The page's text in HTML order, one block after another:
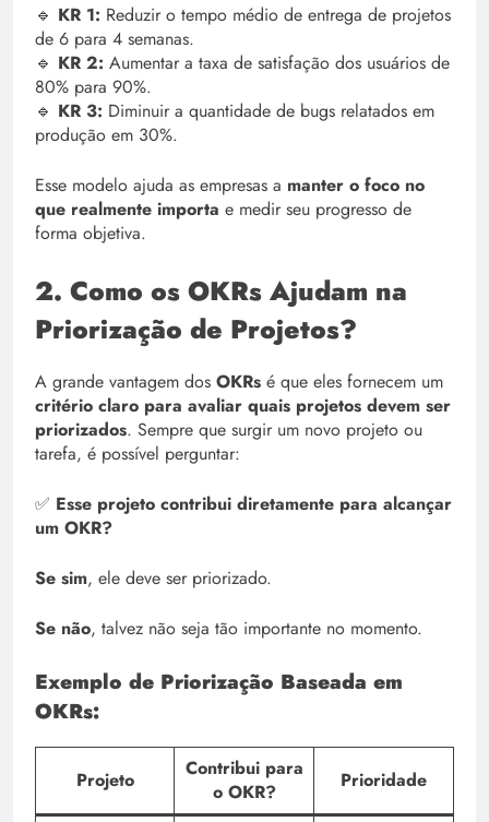
🔹 KR 1: Reduzir o tempo médio de entrega de projetos
de 6 para 4 semanas.
🔹 KR 2: Aumentar a taxa de satisfação dos usuários de
80% para 90%.
🔹 KR 3: Diminuir a quantidade de bugs relatados em
produção em 30%.
Esse modelo ajuda as empresas a manter o foco no
que realmente importa e medir seu progresso de
forma objetiva.
2. Como os OKRs Ajudam na
Priorização de Projetos?
A grande vantagem dos OKRs é que eles fornecem um
critério claro para avaliar quais projetos devem ser
priorizados. Sempre que surgir um novo projeto ou
tarefa, é possível perguntar:
✅ Esse projeto contribui diretamente para alcançar
um OKR?
Se sim, ele deve ser priorizado.
Se não, talvez não seja tão importante no momento.
Exemplo de Priorização Baseada em
OKRs:
Projeto
Contribui para
o OKR?
Prioridade